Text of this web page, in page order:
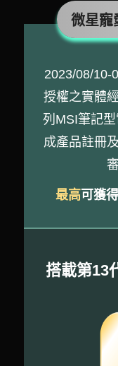
微星寵
2023/08/10-
授權之實體
列MSI筆記
成產品註冊
最高可獲得
搭載第